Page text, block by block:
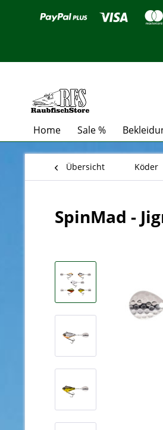
Home Sale %
Übersicht Köder
SpinMad -